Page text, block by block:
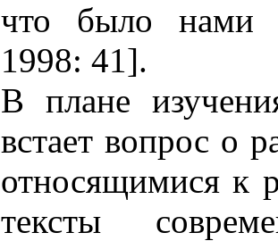
что было нами
1998: 41].
В плане
встает вопрос о
относящимися к
тексты